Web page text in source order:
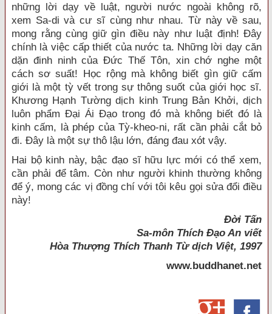
những lời dạy về luật, người nước ngoài không rõ,
xem Sa-di và cư sĩ cùng như nhau. Từ này về sau,
mong rằng cùng giữ gìn điều này như luật định! Đây
chính là việc cấp thiết của nước ta. Những lời dạy căn
dặn đinh ninh của Đức Thế Tôn, xin chớ nghe một
cách sơ suất! Học rộng mà không biết gìn giữ cấm
giới là một tỳ vết trong sự thông suốt của giới học sĩ.
Khương Hạnh Tường dịch kinh Trung Bản Khởi, dịch
luôn phẩm Đại Ái Đạo trong đó mà không biết đó là
kinh cấm, là phép của Tỳ-kheo-ni, rất cần phải cắt bỏ
đi. Đây là một sự thô lậu lớn, đáng đau xót vậy.
Hai bộ kinh này, bậc đạo sĩ hữu lực mới có thể xem,
cần phải để tâm. Còn như người khinh thường không
để ý, mong các vị đồng chí với tôi kêu gọi sửa đổi điều
này!
Đời Tấn
Sa-môn Thích Đạo An viết
Hòa Thượng Thích Thanh Từ dịch Việt, 1997
www.buddhanet.net